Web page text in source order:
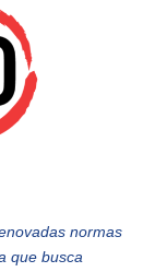
normas
que busca